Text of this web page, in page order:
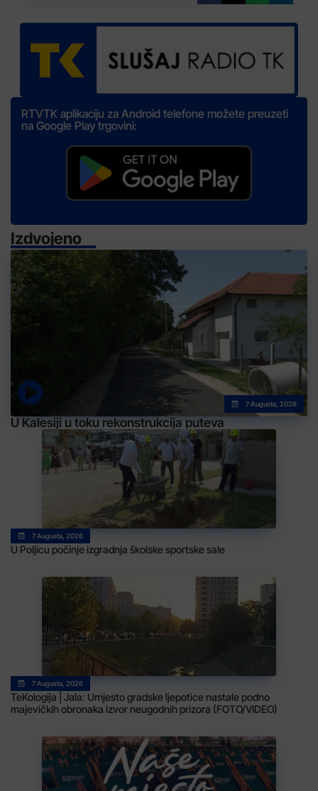
RTVTK aplikaciju za Android telefone možete preuzeti
na Google Play trgovini:
Izdvojeno
7 Augusta, 2026
U Kalesiji u toku rekonstrukcija puteva
7 Augusta, 2026
U Poljicu počinje izgradnja školske sportske sale
7 Augusta, 2026
TeKologija | Jala: Umjesto gradske ljepotice nastale podno
majevičkih obronaka izvor neugodnih prizora (FOTO/VIDEO)